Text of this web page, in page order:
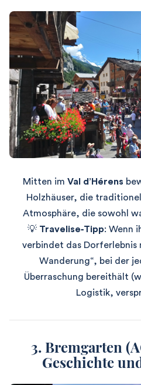
Mitten im Val d’Hérens
Holzhäuser, die
Atmosphäre, die sowohl
💡Travelise‑Tipp: Wenn
verbindet das Dorferlebnis
Wanderung“, bei der
Überraschung bereithält
Logistik,
3. Bremgarten
Geschichte